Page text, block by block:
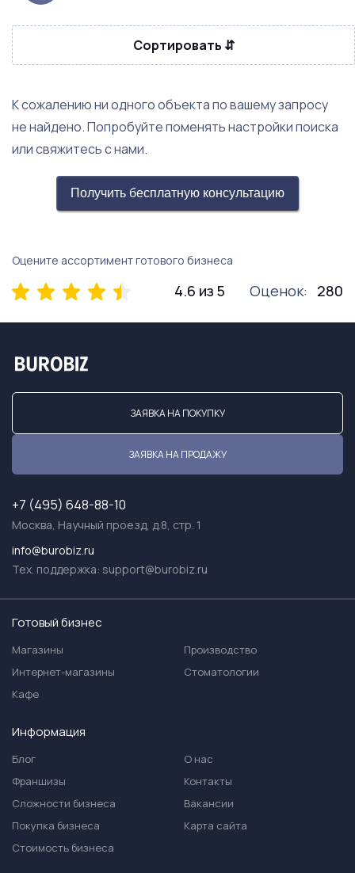
Прибыль
Метро
Сортировать ⇵
К сожалению ни одного объекта по вашему запросу
не найдено. Попробуйте поменять настройки поиска
или свяжитесь с нами.
Получить бесплатную консультацию
Оцените ассортимент готового бизнеса
4.6 из 5 Оценок: 280
ЗАЯВКА НА ПОКУПКУ
ЗАЯВКА НА ПРОДАЖУ
+7 (495) 648-88-10
Москва, Научный проезд, д.8, стр. 1
info@burobiz.ru
Тех. поддержка: support@burobiz.ru
Готовый бизнес
Магазины
Интернет-магазины
Кафе
Производство
Стоматологии
Информация
Блог
Франшизы
Сложности бизнеса
Покупка бизнеса
Стоимость бизнеса
О нас
Контакты
Вакансии
Карта сайта